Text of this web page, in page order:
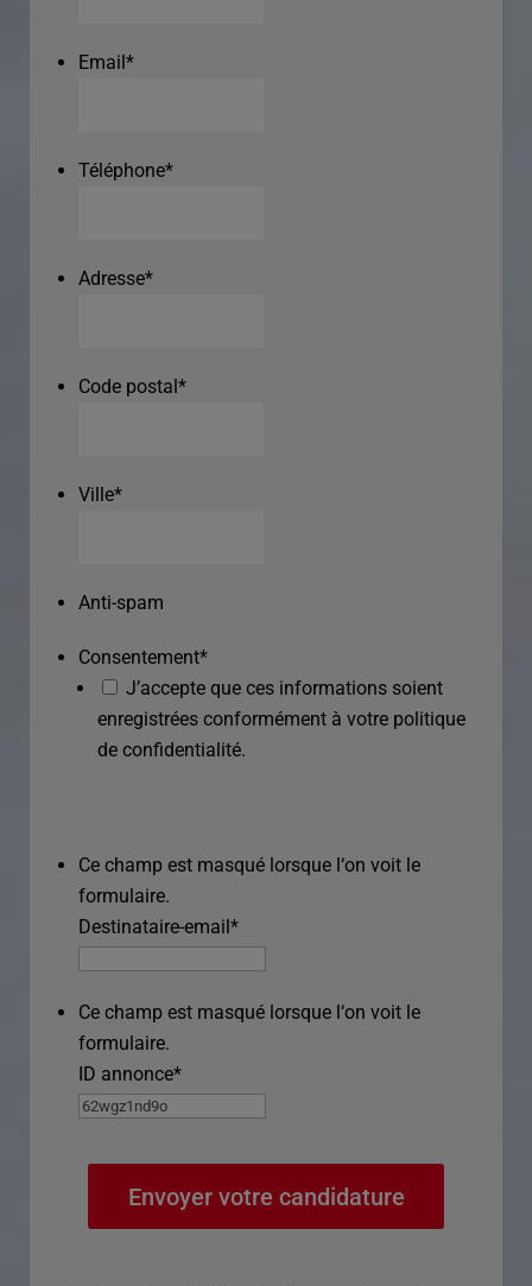
Email*
Téléphone*
Adresse*
Code postal*
Ville*
Anti-spam
Consentement*
J’accepte que ces informations soient
enregistrées conformément à votre politique
de confidentialité.
Ce champ est masqué lorsque l‘on voit le
formulaire.
Destinataire-email*
Ce champ est masqué lorsque l‘on voit le
formulaire.
ID annonce*